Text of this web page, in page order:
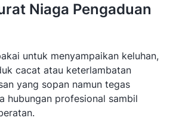
Niaga Pengaduan
untuk menyampaikan keluhan,
cacat atau keterlambatan
yang sopan namun tegas
hubungan profesional sambil